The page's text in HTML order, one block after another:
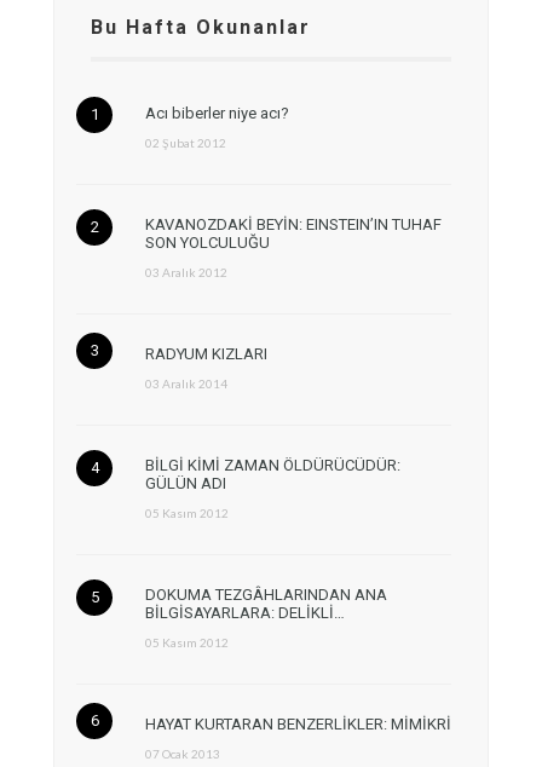
Bu Hafta Okunanlar
Acı biberler niye acı?
02 Şubat 2012
KAVANOZDAKİ BEYİN: EINSTEIN’IN TUHAF
SON YOLCULUĞU
03 Aralık 2012
RADYUM KIZLARI
03 Aralık 2014
BİLGİ KİMİ ZAMAN ÖLDÜRÜCÜDÜR:
GÜLÜN ADI
05 Kasım 2012
DOKUMA TEZGÂHLARINDAN ANA
BİLGİSAYARLARA: DELİKLİ…
05 Kasım 2012
HAYAT KURTARAN BENZERLİKLER: MİMİKRİ
07 Ocak 2013